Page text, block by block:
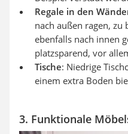
Regale in den
nach außen ragen, zu
ebenfalls nach innen
platzsparend, vor
Tische: Niedrige
einem extra Boden
3. Funktionale